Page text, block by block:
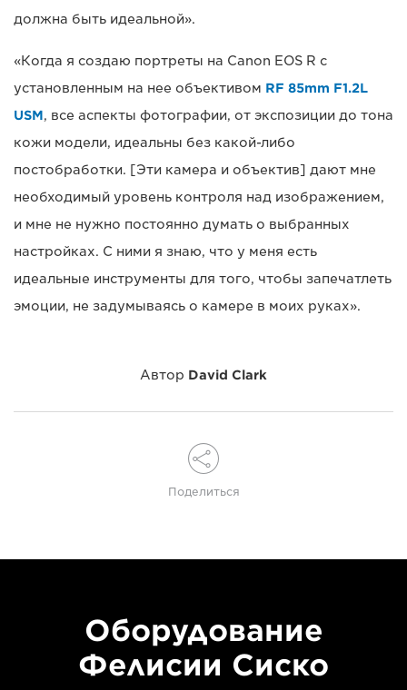
должна быть идеальной».
«Когда я создаю портреты на Canon EOS R с
установленным на нее объективом RF 85mm F1.2L
USM, все аспекты фотографии, от экспозиции до тона
кожи модели, идеальны без какой-либо
постобработки. [Эти камера и объектив] дают мне
необходимый уровень контроля над изображением,
и мне не нужно постоянно думать о выбранных
настройках. С ними я знаю, что у меня есть
идеальные инструменты для того, чтобы запечатлеть
эмоции, не задумываясь о камере в моих руках».
Автор David Clark
Поделиться
Оборудование
Фелисии Сиско